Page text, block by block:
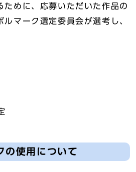
ために、応募いただいた作品の
ルマーク選定委員会が選考し、
の使用について